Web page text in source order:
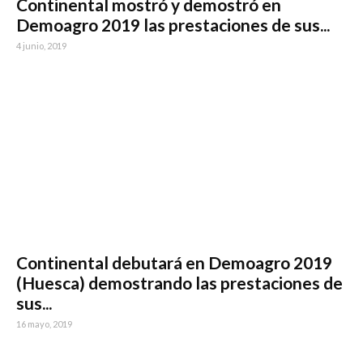
Continental mostró y demostró en
Demoagro 2019 las prestaciones de sus...
4 junio, 2019
Continental debutará en Demoagro 2019
(Huesca) demostrando las prestaciones de
sus...
16 mayo, 2019